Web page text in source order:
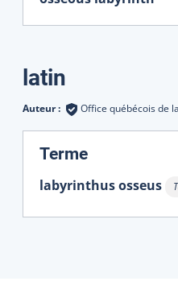
latin
Auteur : Office québécois de
Terme:
labyrinthus osseus